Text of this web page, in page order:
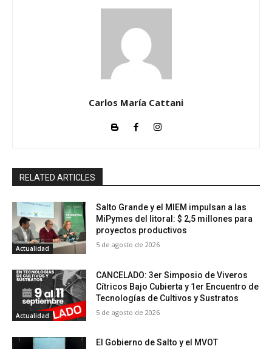
Carlos María Cattani
RELATED ARTICLES
Actualidad
Salto Grande y el MIEM impulsan a las
MiPymes del litoral: $ 2,5 millones para
proyectos productivos
5 de agosto de 2026
Actualidad
CANCELADO: 3er Simposio de Viveros
Cítricos Bajo Cubierta y 1er Encuentro de
Tecnologías de Cultivos y Sustratos
5 de agosto de 2026
El Gobierno de Salto y el MVOT